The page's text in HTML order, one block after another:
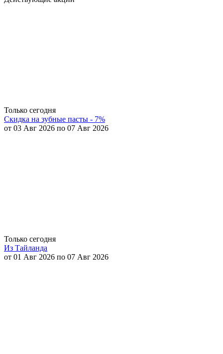
Только сегодня
Скидка на зубные пасты - 7%
от 03 Авг 2026 по 07 Авг 2026
Только сегодня
Из Тайланда
от 01 Авг 2026 по 07 Авг 2026